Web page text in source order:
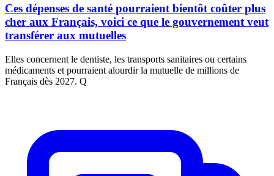
Ces dépenses de santé pourraient bientôt coûter plus
cher aux Français, voici ce que le gouvernement veut
transférer aux mutuelles
Elles concernent le dentiste, les transports sanitaires ou certains
médicaments et pourraient alourdir la mutuelle de millions de
Français dès 2027. Q